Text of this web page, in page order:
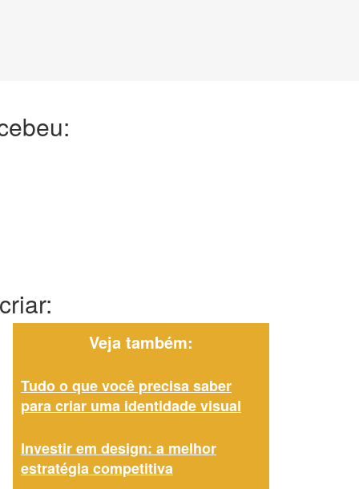
Veja também:
Tudo o que você precisa saber
para criar uma identidade visual
Investir em design: a melhor
estratégia competitiva